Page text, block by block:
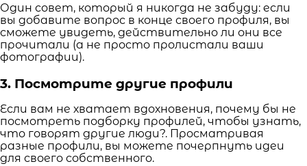
Один совет, который я никогда не забуду: если
вы добавите вопрос в конце своего профиля, вы
сможете увидеть, действительно ли они все
прочитали (а не просто пролистали ваши
фотографии).
3. Посмотрите другие профили
Если вам не хватает вдохновения, почему бы не
посмотреть подборку профилей, чтобы узнать,
что говорят другие люди?. Просматривая
разные профили, вы можете почерпнуть идеи
для своего собственного.